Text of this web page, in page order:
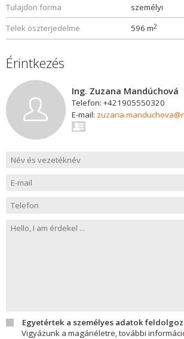
Tulajdon forma
személyi
Telek öszterjedelme
596 m2
Érintkezés
Ing. Zuzana Mandúchová
Telefon: +421905550320
E-mail:
Egyetértek a személyes adatok
Vigyázunk a magánéletre, további